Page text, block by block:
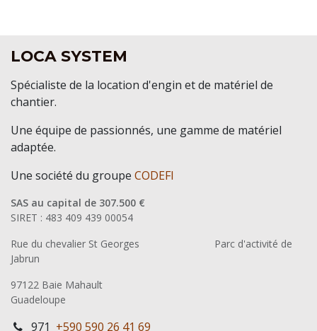
LOCA SYSTEM
Spécialiste de la location d'engin et de matériel de
chantier.
Une équipe de passionnés, une gamme de matériel
adaptée.
Une société du groupe CODEFI
SAS au capital de 307.500 €
SIRET : 483 409 439 00054
Rue du chevalier St Georges
​Parc d'activité de
Jabrun
97122 Baie Mahault
Guadeloupe
971 +590 590 26 41 69